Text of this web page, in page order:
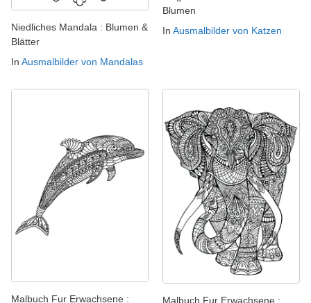
Niedliches Mandala : Blumen &
Blätter
In Ausmalbilder von Mandalas
Blumen
In Ausmalbilder von Katzen
Malbuch Fur Erwachsene :
Malbuch Fur Erwachsene :